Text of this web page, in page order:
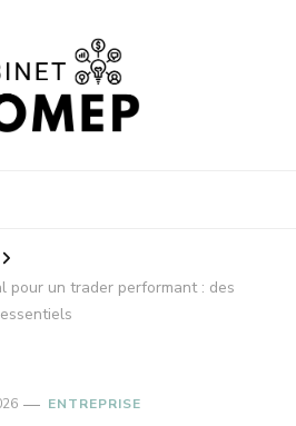
pour un trader performant : des
ENTREPRISE